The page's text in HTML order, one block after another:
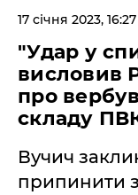
17 січня 2023, 16:27
"Удар у
висловив
про
складу
Вучич
припинити